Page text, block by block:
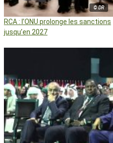
© DR
RCA : l’ONU prolonge les sanctions
jusqu’en 2027